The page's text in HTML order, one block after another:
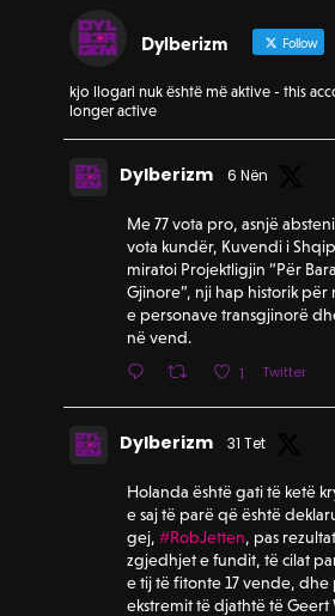
Dylberizm Follow
kjo llogari nuk është më aktive - this
longer active
Dylberizm 6 Nën
Me 77 vota pro, asnjë
vota kundër, Kuvendi i
miratoi Projektligjin “Për
Gjinore”, nji hap historik për
e personave transgjinorë
në vend.
1 Twitter
Dylberizm 31 Tet
Holanda është gati të ketë
e saj të parë që është
gej,#RobJetten, pas
zgjedhjet e fundit, të cilat
e tij të fitonte 17 vende, dhe
ekstremit të djathtë të Geert